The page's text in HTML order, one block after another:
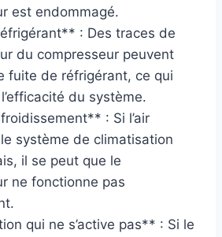
est endommagé.
: Des traces de
du compresseur peuvent
fuite de réfrigérant, ce qui
du système.
: Si l’air
système de climatisation
il se peut que le
ne fonctionne pas
qui ne s’active pas** : Si le